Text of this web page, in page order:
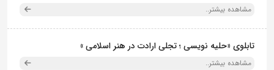
مشاهده بیشتر..
تابلوی «حلیه نویسی ؛ تجلی ارادت در هنر اسلامی »
مشاهده بیشتر..